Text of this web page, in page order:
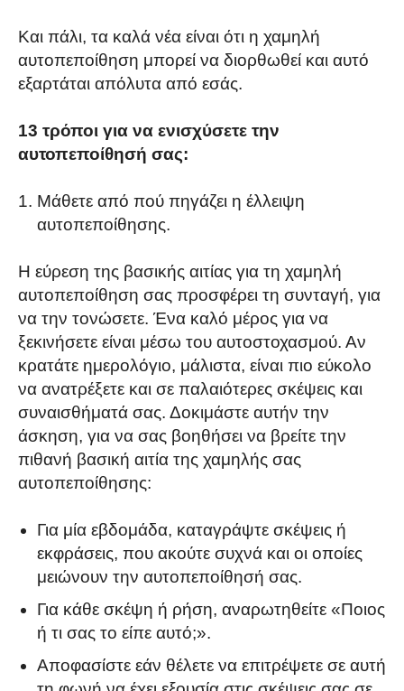
Και πάλι, τα καλά νέα είναι ότι η χαμηλή
αυτοπεποίθηση μπορεί να διορθωθεί και αυτό
εξαρτάται απόλυτα από εσάς.
13 τρόποι για να ενισχύσετε την
αυτοπεποίθησή σας:
Μάθετε από πού πηγάζει η έλλειψη
αυτοπεποίθησης.
Η εύρεση της βασικής αιτίας για τη χαμηλή
αυτοπεποίθηση σας προσφέρει τη συνταγή, για
να την τονώσετε. Ένα καλό μέρος για να
ξεκινήσετε είναι μέσω του αυτοστοχασμού. Αν
κρατάτε ημερολόγιο, μάλιστα, είναι πιο εύκολο
να ανατρέξετε και σε παλαιότερες σκέψεις και
συναισθήματά σας. Δοκιμάστε αυτήν την
άσκηση, για να σας βοηθήσει να βρείτε την
πιθανή βασική αιτία της χαμηλής σας
αυτοπεποίθησης:
Για μία εβδομάδα, καταγράψτε σκέψεις ή
εκφράσεις, που ακούτε συχνά και οι οποίες
μειώνουν την αυτοπεποίθησή σας.
Για κάθε σκέψη ή ρήση, αναρωτηθείτε «Ποιος
ή τι σας το είπε αυτό;».
Αποφασίστε εάν θέλετε να επιτρέψετε σε αυτή